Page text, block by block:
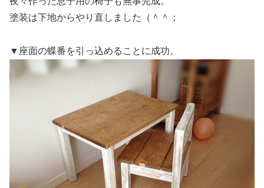
塗装は下地からやり直しました（＾＾；
▼座面の蝶番を引っ込めることに成功。